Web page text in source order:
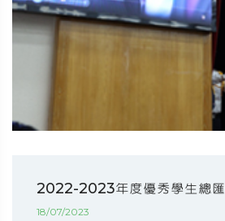
2022-2023年度優秀學生總匯
18/07/2023